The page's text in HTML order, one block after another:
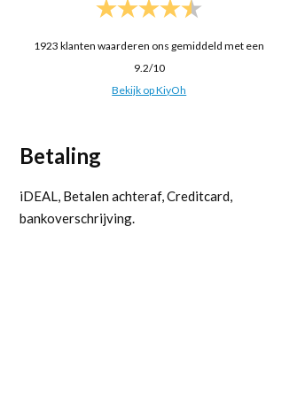
1923 klanten waarderen ons gemiddeld met een
9.2/10
Bekijk op KiyOh
Betaling
iDEAL, Betalen achteraf, Creditcard,
bankoverschrijving.